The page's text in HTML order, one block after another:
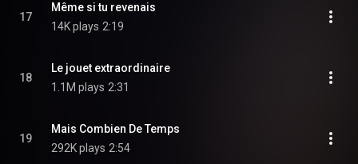
17
Même si tu revenais
14K plays 2:19
18
Le jouet extraordinaire
1.1M plays 2:31
19
Mais Combien De Temps
292K plays 2:54